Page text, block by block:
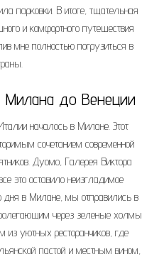
парковки. В итоге, тщательная
и комфортного путешествия
мне полностью погрузиться в
Милана до Венеции
началось в Милане. Этот
сочетанием современной
Дуомо, Галерея Виктора
это оставило неизгладимое
дня в Милане, мы отправились в
через зеленые холмы
из уютных ресторанчиков, где
пастой и местным вином,